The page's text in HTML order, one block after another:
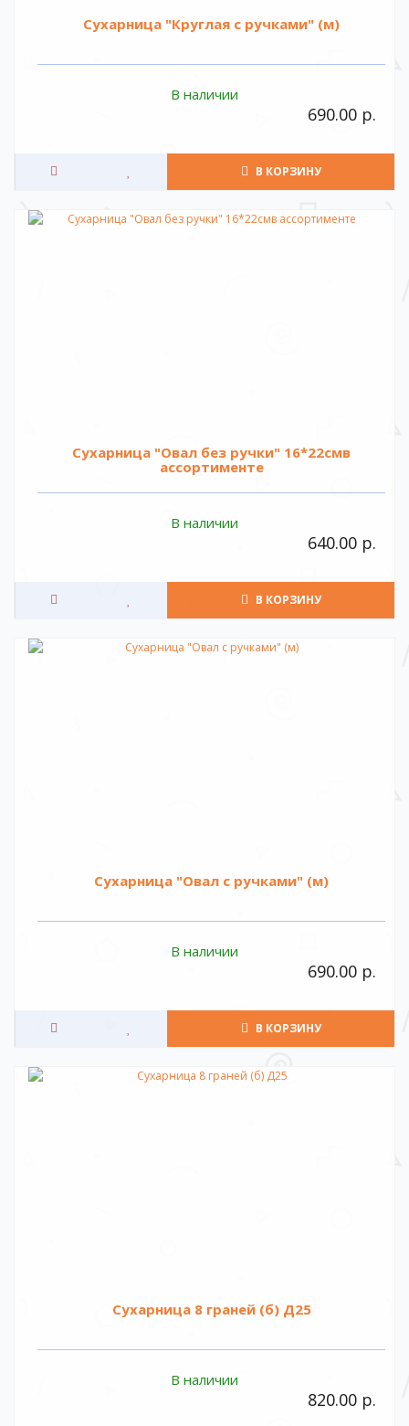
Сухарница "Круглая с ручками" (м)
В наличии
690.00 р.
В КОРЗИНУ
Сухарница "Овал без ручки" 16*22смв
ассортименте
В наличии
640.00 р.
В КОРЗИНУ
Сухарница "Овал с ручками" (м)
В наличии
690.00 р.
В КОРЗИНУ
Сухарница 8 граней (б) Д25
В наличии
820.00 р.